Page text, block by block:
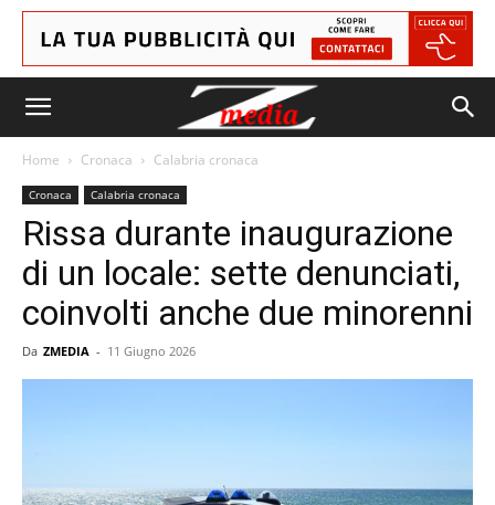
Home Cronaca Calabria cronaca
Cronaca Calabria cronaca
Rissa durante inaugurazione
di un locale: sette denunciati,
coinvolti anche due minorenni
Da ZMEDIA - 11 Giugno 2026